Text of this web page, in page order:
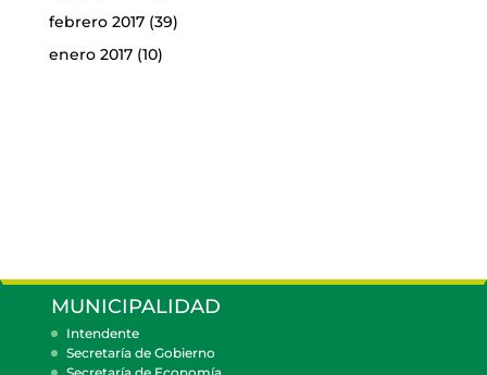
febrero 2017(39)
enero 2017(10)
MUNICIPALIDAD
Intendente
Secretaría de Gobierno